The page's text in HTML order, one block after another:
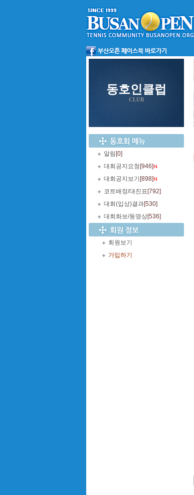
동호인클럽
CLUB
알림 [0]
대회공지요청 [946]
대회공지보기 [898]
코트배정/대진표 [792]
대회(입상)결과[530]
대회화보/동영상[536]
회원보기
가입하기